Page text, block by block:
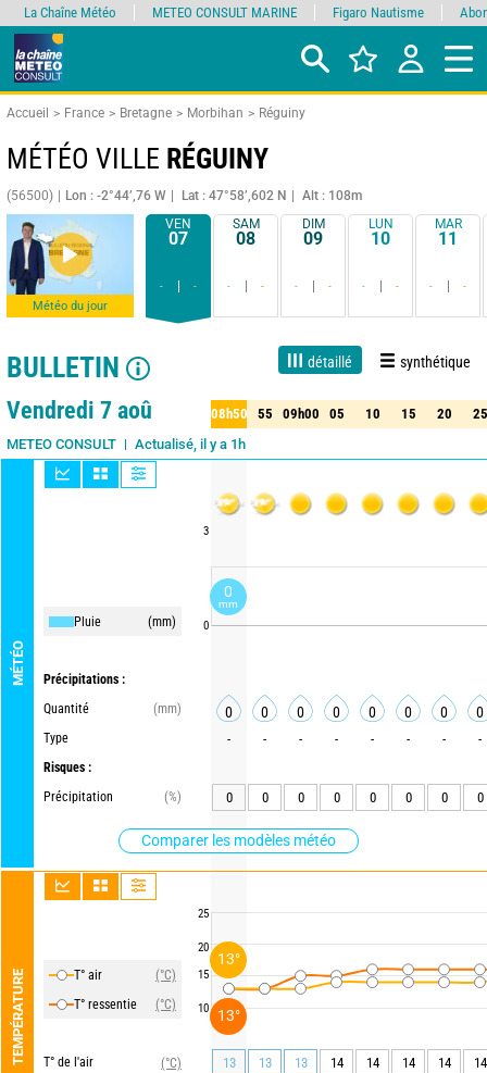
Accueil France Bretagne Morbihan Réguiny
MÉTÉO VILLE RÉGUINY
(56500) Lon : -2°44’,76 W Lat : 47°58’,602 N Alt : 108m
Météo du jour
VEN
07
- -
SAM
08
- -
DIM
09
- -
LUN
10
- -
MAR
11
- -
BULLETIN détaillé synthétique
Live 1 jour 3 jours 15 jours Fiabilité 80%
Vendredi 7 aoû
METEO CONSULT Actualisé, il y a 1h
MÉTÉO
Pluie (mm)
Précipitations :
Quantité
(mm)
Type
Risques :
Précipitation
(%)
Comparer les modèles météo
TEMPÉRATURE T° air
(°C)
T° ressentie
(°C)
T° de l'air
(°C)
3
0
25
20
15
10
08h50 55 09h00 05 10 15 20 25
50 55 09h00 05 10 15 20 25
0 0 0 0 0 0 0 0
- - - - - - - -
0 0 0 0 0 0 0 0
13 13 13 14 14 14 14
14
La Chaîne Météo METEO CONSULT MARINE Figaro Nautisme
0
mm
13°
13°